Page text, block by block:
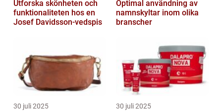
Utforska skönheten och
funktionaliteten hos en
Josef Davidsson-vedspis
Optimal användning av
namnskyltar inom olika
branscher
30 juli 2025 30 juli 2025